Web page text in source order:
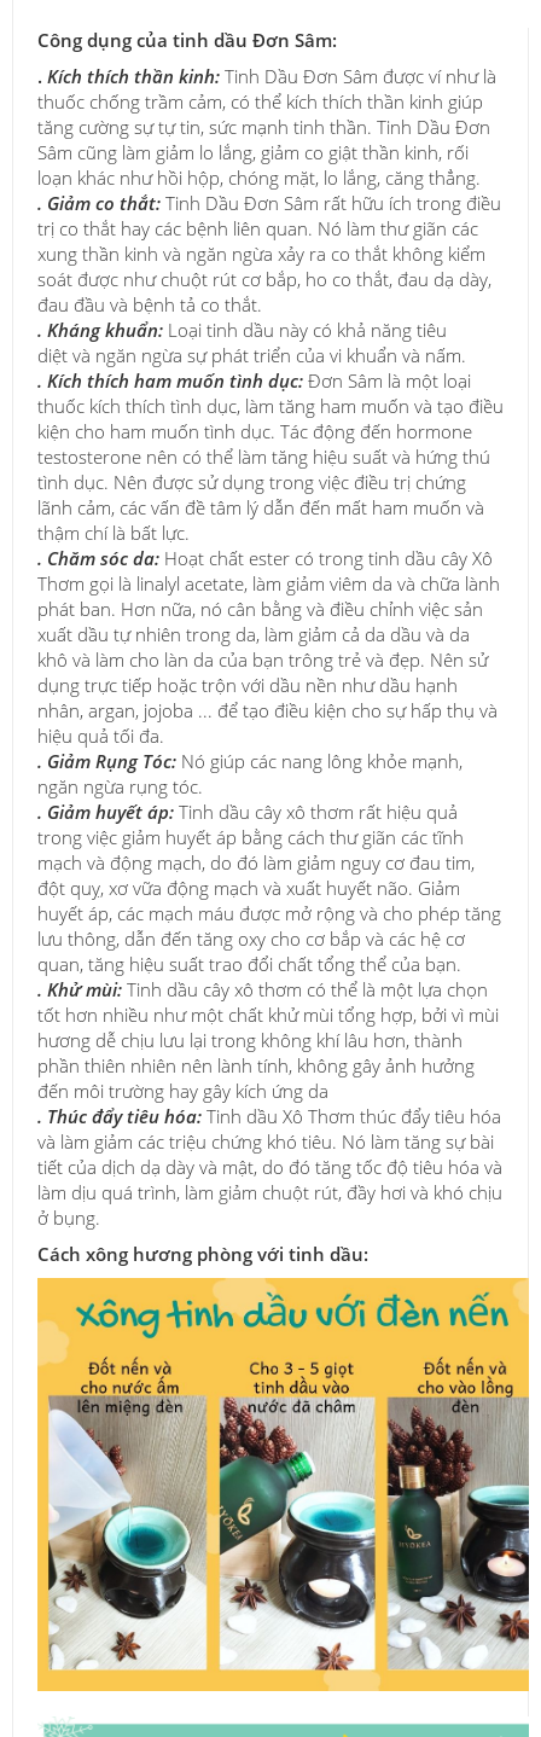
Công dụng của tinh dầu Đơn Sâm:
. Kích thích thần kinh: Tinh Dầu Đơn Sâm được ví như là
thuốc chống trầm cảm, có thể kích thích thần kinh giúp
tăng cường sự tự tin, sức mạnh tinh thần. Tinh Dầu Đơn
Sâm cũng làm giảm lo lắng, giảm co giật thần kinh, rối
loạn khác như hồi hộp, chóng mặt, lo lắng, căng thẳng.
. Giảm co thắt: Tinh Dầu Đơn Sâm rất hữu ích trong điều
trị co thắt hay các bệnh liên quan. Nó làm thư giãn các
xung thần kinh và ngăn ngừa xảy ra co thắt không kiểm
soát được như chuột rút cơ bắp, ho co thắt, đau dạ dày,
đau đầu và bệnh tả co thắt.
. Kháng khuẩn: Loại tinh dầu này có khả năng tiêu
diệt và ngăn ngừa sự phát triển của vi khuẩn và nấm.
. Kích thích ham muốn tình dục: Đơn Sâm là một loại
thuốc kích thích tình dục, làm tăng ham muốn và tạo điều
kiện cho ham muốn tình dục. Tác động đến hormone
testosterone nên có thể làm tăng hiệu suất và hứng thú
tình dục. Nên được sử dụng trong việc điều trị chứng
lãnh cảm, các vấn đề tâm lý dẫn đến mất ham muốn và
thậm chí là bất lực.
. Chăm sóc da: Hoạt chất ester có trong tinh dầu cây Xô
Thơm gọi là linalyl acetate, làm giảm viêm da và chữa lành
phát ban. Hơn nữa, nó cân bằng và điều chỉnh việc sản
xuất dầu tự nhiên trong da, làm giảm cả da dầu và da
khô và làm cho làn da của bạn trông trẻ và đẹp. Nên sử
dụng trực tiếp hoặc trộn với dầu nền như dầu hạnh
nhân, argan, jojoba ... để tạo điều kiện cho sự hấp thụ và
hiệu quả tối đa.
. Giảm Rụng Tóc: Nó giúp các nang lông khỏe mạnh,
ngăn ngừa rụng tóc.
. Giảm huyết áp: Tinh dầu cây xô thơm rất hiệu quả
trong việc giảm huyết áp bằng cách thư giãn các tĩnh
mạch và động mạch, do đó làm giảm nguy cơ đau tim,
đột quỵ, xơ vữa động mạch và xuất huyết não. Giảm
huyết áp, các mạch máu được mở rộng và cho phép tăng
lưu thông, dẫn đến tăng oxy cho cơ bắp và các hệ cơ
quan, tăng hiệu suất trao đổi chất tổng thể của bạn.
. Khử mùi: Tinh dầu cây xô thơm có thể là một lựa chọn
tốt hơn nhiều như một chất khử mùi tổng hợp, bởi vì mùi
hương dễ chịu lưu lại trong không khí lâu hơn, thành
phần thiên nhiên nên lành tính, không gây ảnh hưởng
đến môi trường hay gây kích ứng da
. Thúc đẩy tiêu hóa: Tinh dầu Xô Thơm thúc đẩy tiêu hóa
và làm giảm các triệu chứng khó tiêu. Nó làm tăng sự bài
tiết của dịch dạ dày và mật, do đó tăng tốc độ tiêu hóa và
làm dịu quá trình, làm giảm chuột rút, đầy hơi và khó chịu
ở bụng.
Cách xông hương phòng với tinh dầu: